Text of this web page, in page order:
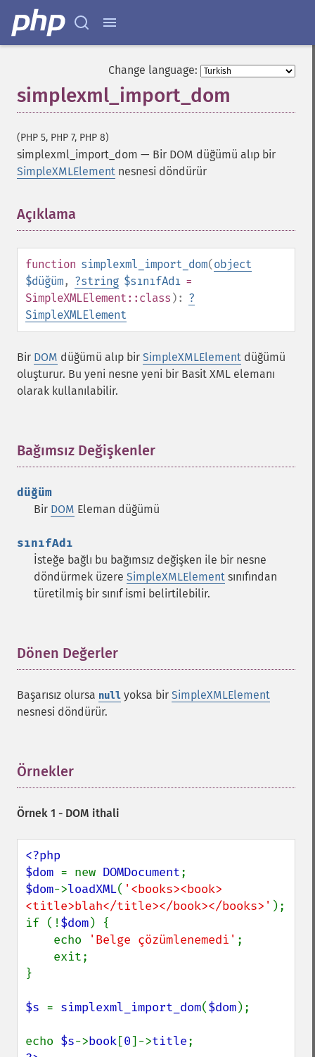
Change language:
simplexml_import_dom
(PHP 5, PHP 7, PHP 8)
simplexml_import_dom — Bir DOM düğümü alıp bir
SimpleXMLElement nesnesi döndürür
Açıklama
function simplexml_import_dom(object
$düğüm, ?string $sınıfAdı =
SimpleXMLElement::class ): ?
SimpleXMLElement
Bir DOM düğümü alıp bir SimpleXMLElement düğümü
oluşturur. Bu yeni nesne yeni bir Basit XML elemanı
olarak kullanılabilir.
Bağımsız Değişkenler
düğüm
Bir DOM Eleman düğümü
sınıfAdı
İsteğe bağlı bu bağımsız değişken ile bir nesne
döndürmek üzere SimpleXMLElement sınıfından
türetilmiş bir sınıf ismi belirtilebilir.
Dönen Değerler
Başarısız olursa null yoksa bir SimpleXMLElement
nesnesi döndürür.
Örnekler
Örnek 1 - DOM ithali
<?php
$dom = new DOMDocument
$dom->loadXML( '<books><book>
<title>blah</title></book></books>' );
if (!$dom) {
    echo
'Belge çözümlenemedi' ;
}
$s = simplexml_import_dom($dom);
echo $s->book[0]->title